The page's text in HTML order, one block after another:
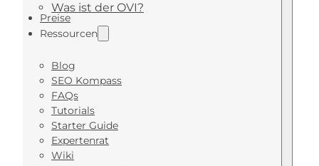
Was ist der OVI?
Preise
Ressourcen
Blog
SEO Kompass
FAQs
Tutorials
Starter Guide
Expertenrat
Wiki